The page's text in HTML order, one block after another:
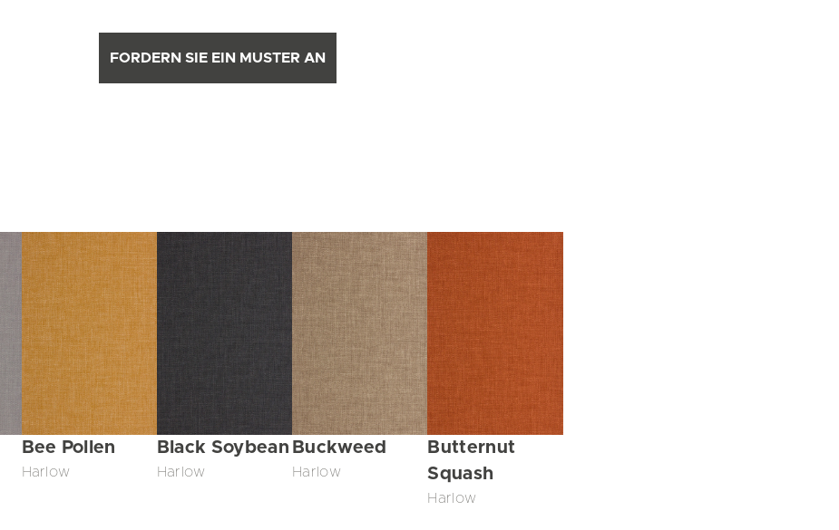
FORDERN SIE EIN MUSTER AN
Bee Pollen
Harlow
Black Soybean
Harlow
Buckweed
Harlow
Butternut
Squash
Harlow